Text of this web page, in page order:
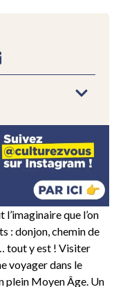
que l’on
: donjon, chemin de
tout y est ! Visiter
voyager dans le
plein Moyen Âge. Un